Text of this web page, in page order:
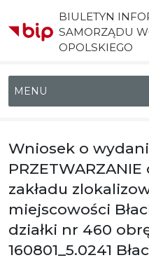
BIULETYN
SAMORZĄDU
OPOLSKIEGO
Menu główne
Wniosek o
zakładu
miejscowości
działki nr 460
160801_5.0241